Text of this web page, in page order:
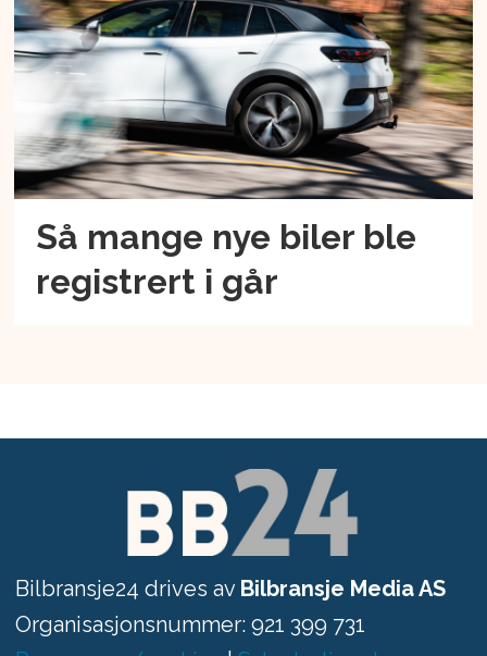
Så mange nye biler ble
registrert i går
Bilbransje24 drives av Bilbransje Media AS
Organisasjonsnummer: 921 399 731